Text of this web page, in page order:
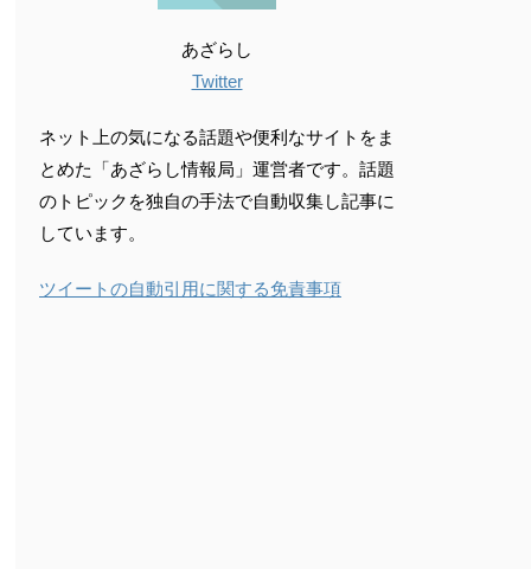
あざらし
Twitter
ネット上の気になる話題や便利なサイトをま
とめた「あざらし情報局」運営者です。話題
のトピックを独自の手法で自動収集し記事に
しています。
ツイートの自動引用に関する免責事項